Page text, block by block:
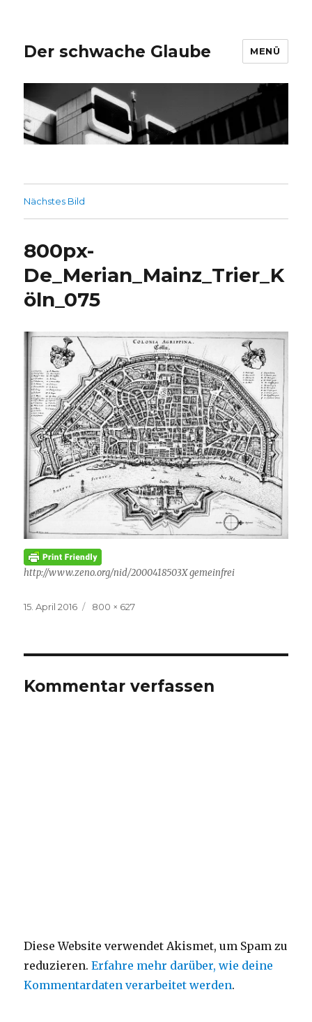
Der schwache Glaube MENÜ
Nächstes Bild
800px-
De_Merian_Mainz_Trier_K
öln_075
http://www.zeno.org/nid/2000418503X gemeinfrei
Veröffentlicht
15. April 2016
Volle
800 × 627
Kommentar verfassen
Diese Website verwendet Akismet, um Spam zu
reduzieren.Erfahre mehr darüber, wie deine
Kommentardaten verarbeitet werden.